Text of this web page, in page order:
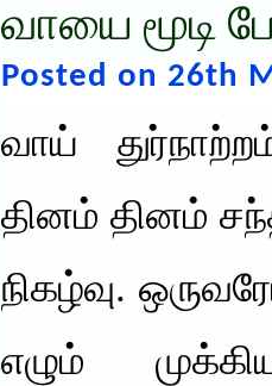
வாயை மூடி
Posted on 26th
வாய்
தினம் தினம்
நிகழ்வு.
எழும்